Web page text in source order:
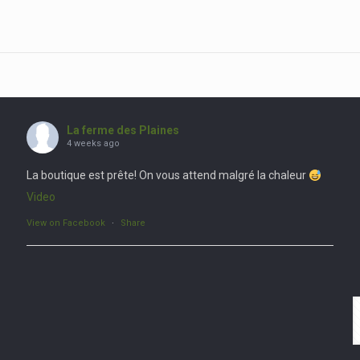
La ferme des Plaines
4 weeks ago
La boutique est prête! On vous attend malgré la chaleur
Video
View on Facebook · Share